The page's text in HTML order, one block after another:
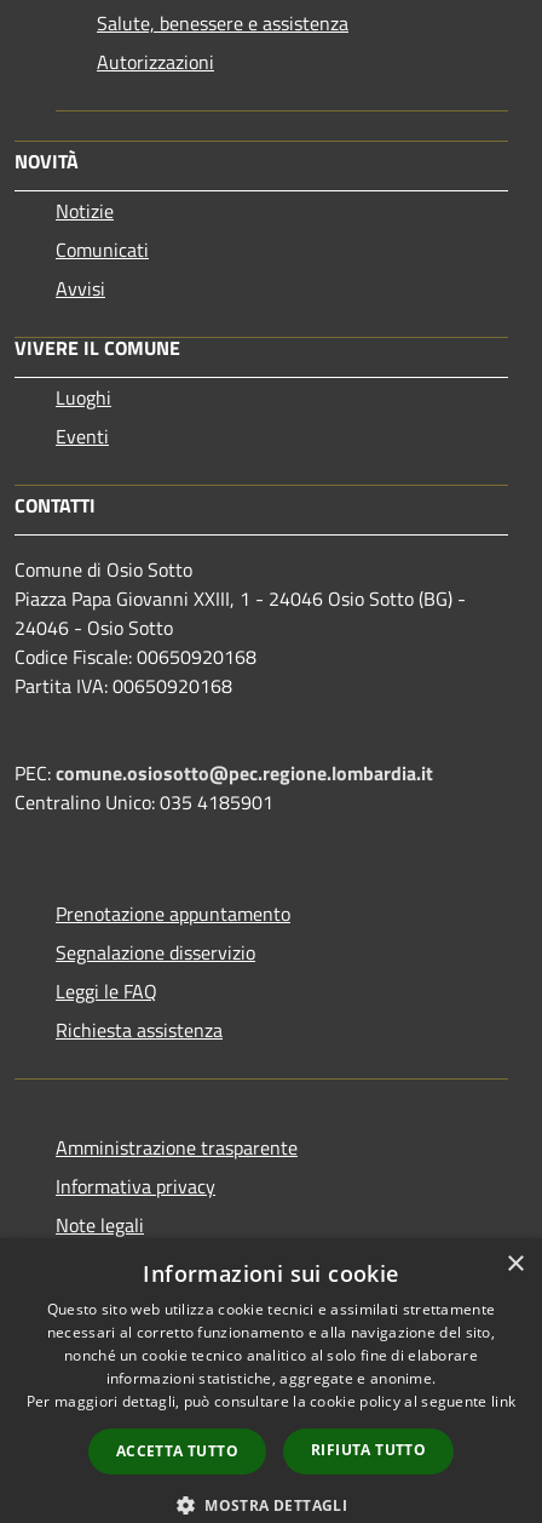
Salute, benessere e assistenza
Autorizzazioni
NOVITÀ
Notizie
Comunicati
Avvisi
VIVERE IL COMUNE
Luoghi
Eventi
CONTATTI
Comune di Osio Sotto
Piazza Papa Giovanni XXIII, 1 - 24046 Osio Sotto (BG) -
24046 - Osio Sotto
Codice Fiscale: 00650920168
Partita IVA: 00650920168
PEC:comune.osiosotto@pec.regione.lombardia.it
Centralino Unico: 035 4185901
Prenotazione appuntamento
Segnalazione disservizio
Leggi le FAQ
Richiesta assistenza
Amministrazione trasparente
Informativa privacy
Note legali
Dichiarazione di accessibilità 2025
Accessibilità
Copyright © 2026 • Comune di
Osio Sotto • Powered by
Municipium•
Accesso
redazione
×
Informazioni sui cookie
Questo sito web utilizza cookie tecnici e assimilati strettamente
necessari al corretto funzionamento e alla navigazione del sito,
nonché un cookie tecnico analitico al solo fine di elaborare
informazioni statistiche, aggregate e anonime.
Per maggiori dettagli, può consultare la cookie policy al seguente link
ACCETTA TUTTO RIFIUTA TUTTO
MOSTRA DETTAGLI